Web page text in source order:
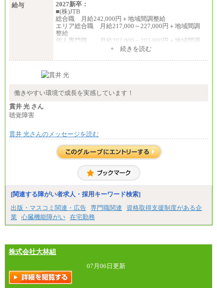
給与
2027新卒：
■(株)JTB
総合職 月給242,000円＋地域間調整給
エリア総合職 月給217,000～227,000円＋地域間調
整給
個人専門職 月給202,000～202,000円＋地域間調
総合職 月給208,000～235,000円
※詳細はJTBキャリアサイトよりご確認ください。
総合職 月給220,000～230,000円＋地域間調整給
整給
※詳細はJTBキャリアサイトよりご確認ください。
■(株)JTBコミュニケーションデザイン
総合職 月給230,000円
みなし残業手当：20,000円（一律支給）※みなし
残業手当の残業時間は10.43時間。
間に応じて、時間外手当等を支給。
エリアサポート職 月給188,000円
訪日事業職 月給202,000～227,000円＋地域間調整
給
※詳細はJTBキャリアサイトよりご確認ください。
+ 続きを読む
働きやすい環境で成長を実感しています！
貫井 光 さん
聴覚障害
貫井 光さんのメッセージを読む
[関連する障がい者求人・採用キーワード検索]
出版・マスコミ関連・広告 専門職関連
資格取得支援制度がある企
業
心臓機能障がい 在宅勤務
株式会社大林組
07月06日更新